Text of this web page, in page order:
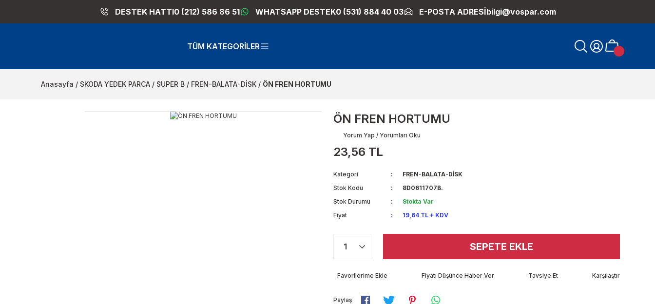
DESTEK HATTI0 (212) 586 86 51 WHATSAPP DESTEK0 (531) 884 40 03 E-POSTA ADRESİbilgi@vospar.com
TÜM KATEGORİLER
Anasayfa SKODA YEDEK PARCA SUPER B FREN-BALATA-DİSK ÖN FREN HORTUMU
ÖN FREN HORTUMU
Yorum Yap / Yorumları Oku
23,56 TL
Kategori
FREN-BALATA-DİSK
Stok Kodu
8D0611707B.
Stok Durumu
Stokta Var
Fiyat
19,64 TL + KDV
SEPETE EKLE
Fiyatı Düşünce Haber Ver Tavsiye Et Karşılaştır
Paylaş